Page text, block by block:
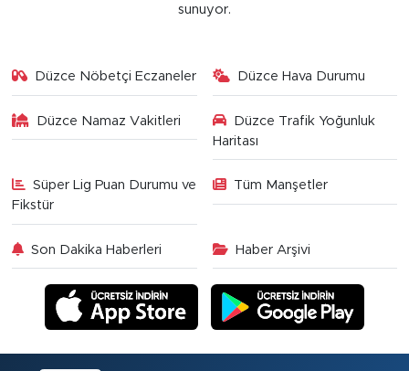
sunuyor.
Düzce Nöbetçi Eczaneler Düzce Hava Durumu
Düzce Namaz Vakitleri
Düzce Trafik Yoğunluk
Haritası
Süper Lig Puan Durumu ve
Fikstür
Tüm Manşetler
Son Dakika Haberleri Haber Arşivi